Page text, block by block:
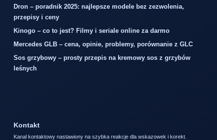
Dron – poradnik 2025: najlepsze modele bez zezwolenia,
przepisy i ceny
Kinogo – co to jest? Filmy i seriale online za darmo
Mercedes GLB – cena, opinie, problemy, porównanie z GLC
Sos grzybowy – prosty przepis na kremowy sos z grzybów
leśnych
Kontakt
Kanal kontaktowy nastawiony na szybka reakcje dla wskazowek i korekt.